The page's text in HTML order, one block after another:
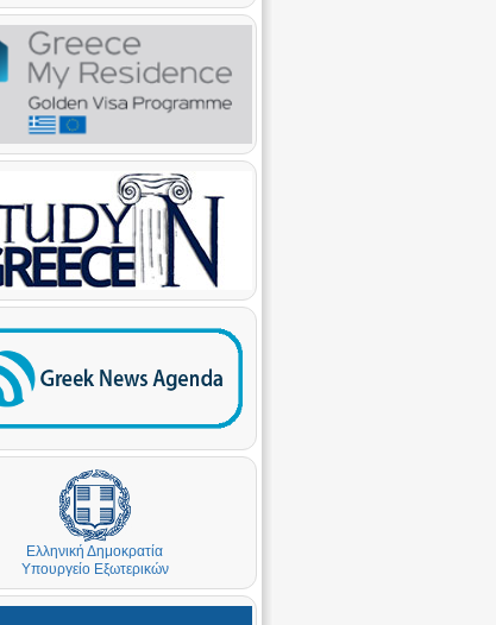
Ελληνική Δημοκρατία
Υπουργείο Εξωτερικών